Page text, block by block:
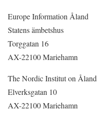
Europe Information Åland
Statens ämbetshus
Torggatan 16
AX-22100 Mariehamn
The Nordic Institut on Åland
Elverksgatan 10
AX-22100 Mariehamn